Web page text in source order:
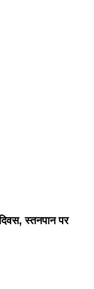
स्तनपान पर